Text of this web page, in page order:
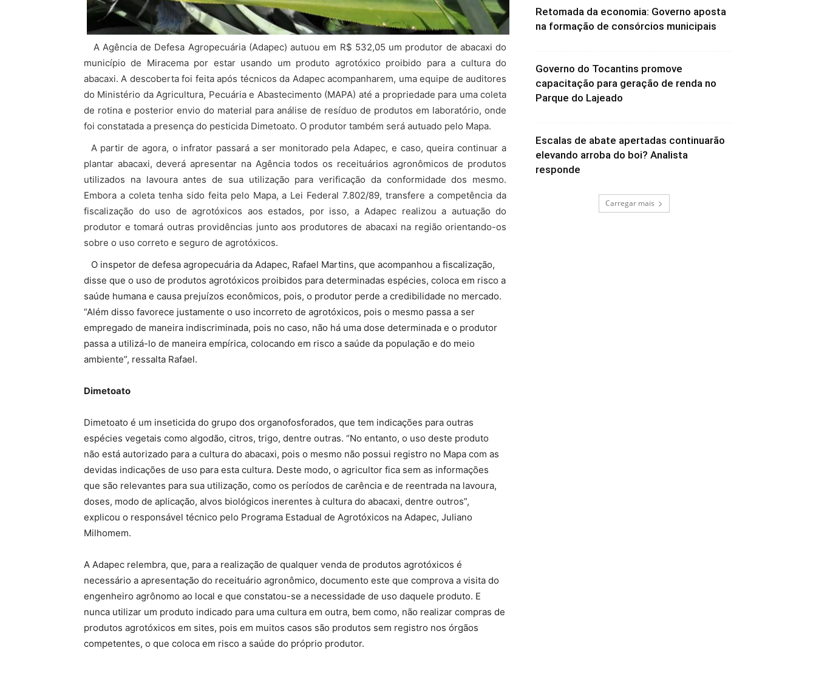
A Agência de Defesa Agropecuária (Adapec) autuou em R$ 532,05 um produtor de abacaxi do
município de Miracema por estar usando um produto agrotóxico proibido para a cultura do
abacaxi. A descoberta foi feita após técnicos da Adapec acompanharem, uma equipe de auditores
do Ministério da Agricultura, Pecuária e Abastecimento (MAPA) até a propriedade para uma coleta
de rotina e posterior envio do material para análise de resíduo de produtos em laboratório, onde
foi constatada a presença do pesticida Dimetoato. O produtor também será autuado pelo Mapa.
A partir de agora, o infrator passará a ser monitorado pela Adapec, e caso, queira continuar a
plantar abacaxi, deverá apresentar na Agência todos os receituários agronômicos de produtos
utilizados na lavoura antes de sua utilização para verificação da conformidade dos mesmo.
Embora a coleta tenha sido feita pelo Mapa, a Lei Federal 7.802/89, transfere a competência da
fiscalização do uso de agrotóxicos aos estados, por isso, a Adapec realizou a autuação do
produtor e tomará outras providências junto aos produtores de abacaxi na região orientando-os
sobre o uso correto e seguro de agrotóxicos.
O inspetor de defesa agropecuária da Adapec, Rafael Martins, que acompanhou a fiscalização,
disse que o uso de produtos agrotóxicos proibidos para determinadas espécies, coloca em risco a
saúde humana e causa prejuízos econômicos, pois, o produtor perde a credibilidade no mercado.
“Além disso favorece justamente o uso incorreto de agrotóxicos, pois o mesmo passa a ser
empregado de maneira indiscriminada, pois no caso, não há uma dose determinada e o produtor
passa a utilizá-lo de maneira empírica, colocando em risco a saúde da população e do meio
ambiente”, ressalta Rafael.
Dimetoato
Dimetoato é um inseticida do grupo dos organofosforados, que tem indicações para outras
espécies vegetais como algodão, citros, trigo, dentre outras. “No entanto, o uso deste produto
não está autorizado para a cultura do abacaxi, pois o mesmo não possui registro no Mapa com as
devidas indicações de uso para esta cultura. Deste modo, o agricultor fica sem as informações
que são relevantes para sua utilização, como os períodos de carência e de reentrada na lavoura,
doses, modo de aplicação, alvos biológicos inerentes à cultura do abacaxi, dentre outros”,
explicou o responsável técnico pelo Programa Estadual de Agrotóxicos na Adapec, Juliano
Milhomem.
A Adapec relembra, que, para a realização de qualquer venda de produtos agrotóxicos é
necessário a apresentação do receituário agronômico, documento este que comprova a visita do
engenheiro agrônomo ao local e que constatou-se a necessidade de uso daquele produto. E
nunca utilizar um produto indicado para uma cultura em outra, bem como, não realizar compras de
produtos agrotóxicos em sites, pois em muitos casos são produtos sem registro nos órgãos
competentes, o que coloca em risco a saúde do próprio produtor.
Retomada da economia: Governo aposta
na formação de consórcios municipais
Governo do Tocantins promove
capacitação para geração de renda no
Parque do Lajeado
Escalas de abate apertadas continuarão
elevando arroba do boi? Analista
responde
Carregar mais